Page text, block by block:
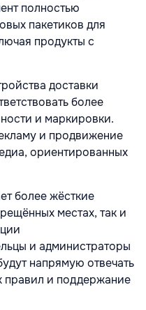
полностью
пакетиков для
продукты с
доставки
более
и маркировки.
и продвижение
ориентированных
более жёсткие
местах, так и
и администраторы
напрямую отвечать
правил и поддержание